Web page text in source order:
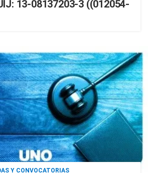
13-08137203-3 ((012054-
Y CONVOCATORIAS